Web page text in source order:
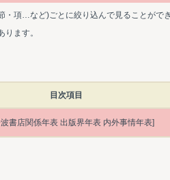
・項…など)ごとに絞り込んで見ることがで
ます。
目次項目
書店関係年表 出版界年表 内外事情年表]